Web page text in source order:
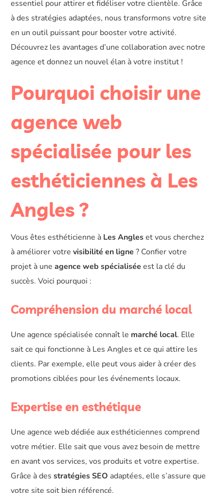
essentiel pour attirer et fidéliser votre clientèle. Grâce
à des stratégies adaptées, nous transformons votre site
en un outil puissant pour booster votre activité.
Découvrez les avantages d’une collaboration avec notre
agence et donnez un nouvel élan à votre institut !
Pourquoi choisir une
agence web
spécialisée pour les
esthéticiennes à Les
Angles ?
Vous êtes esthéticienne à Les Angleset vous cherchez
à améliorer votrevisibilité en ligne ? Confier votre
projet à uneagence web spécialisée est la clé du
succès. Voici pourquoi :
Compréhension du marché local
Une agence spécialisée connaît le marché local. Elle
sait ce qui fonctionne à Les Angles et ce qui attire les
clients. Par exemple, elle peut vous aider à créer des
promotions ciblées pour les événements locaux.
Expertise en esthétique
Une agence web dédiée aux esthéticiennes comprend
votre métier. Elle sait que vous avez besoin de mettre
en avant vos services, vos produits et votre expertise.
Grâce à desstratégies SEO adaptées, elle s’assure que
votre site soit bien référencé.